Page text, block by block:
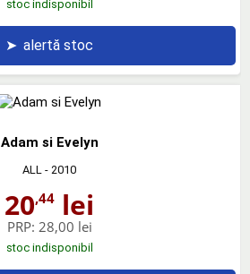
stoc indisponibil
➤ alertă stoc
Adam si Evelyn
ALL - 2010
20,44 lei
PRP: 28,00 lei
stoc indisponibil